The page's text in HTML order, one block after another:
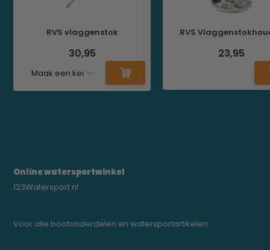
RVS vlaggenstok
30,95
RVS
23,95
Online watersportwinkel
123Watersport.nl
Voor alle bootonderdelen en watersportartikelen